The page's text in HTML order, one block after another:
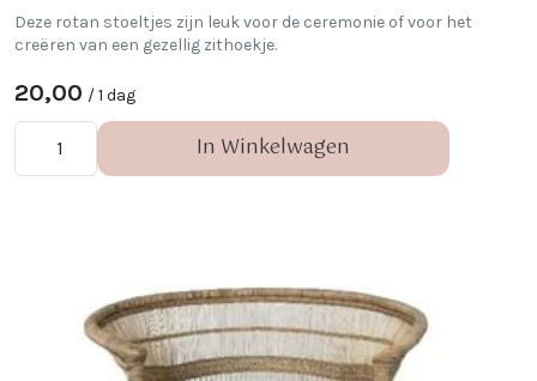
Deze rotan stoeltjes zijn leuk voor de ceremonie of voor het
creëren van een gezellig zithoekje.
20,00 / 1 dag
In Winkelwagen